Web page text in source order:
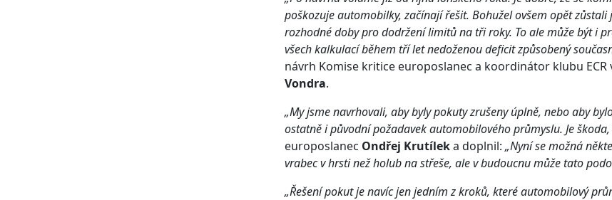
poškozuje automobilky, začínají řešit. Bohužel ovšem opět
rozhodné doby pro dodržení limitů na tři roky. To ale může být i
všech kalkulací během tří let nedoženou deficit způsobený
návrh Komise kritice europoslanec a koordinátor klubu
Vondra.
„My jsme navrhovali, aby byly pokuty zrušeny úplně, nebo aby
ostatně i původní požadavek automobilového průmyslu. Je
europoslanec Ondřej Krutíleka doplnil: „Nyní se možná
vrabec v hrsti než holub na střeše, ale v budoucnu může tato
„Řešení pokut je navíc jen jedním z kroků, které automobilový